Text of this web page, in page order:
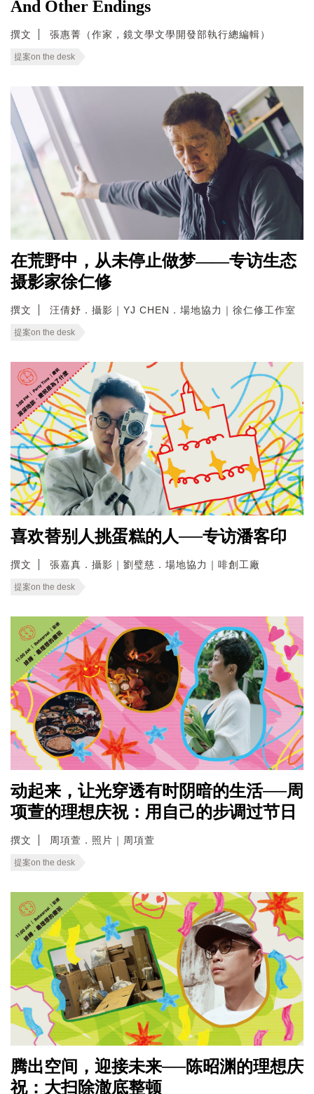
And Other Endings
撰文 張惠菁（作家，鏡文學文學開發部執行總編輯）
提案on the desk
在荒野中，从未停止做梦——专访生态
摄影家徐仁修
撰文 汪倩妤．攝影｜YJ CHEN．場地協力｜徐仁修工作室
提案on the desk
喜欢替别人挑蛋糕的人──专访潘客印
撰文 張嘉真．攝影｜劉璧慈．場地協力｜啡創工廠
提案on the desk
动起来，让光穿透有时阴暗的生活──周
项萱的理想庆祝：用自己的步调过节日
撰文 周項萱．照片｜周項萱
提案on the desk
腾出空间，迎接未来──陈昭渊的理想庆
祝：大扫除澈底整顿